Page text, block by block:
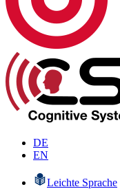
DE
EN
Leichte Sprache